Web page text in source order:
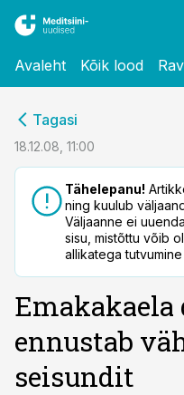
Avaleht Kõik lood
Tagasi
18.12.08, 11:00
Tähelepanu!
ning kuulub
Väljaanne ei
sisu, mistõttu võib
allikatega tutvumine
Emakakaela
ennustab
seisundit